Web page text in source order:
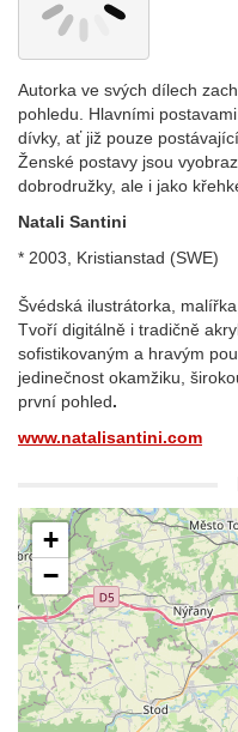
Autorka ve svých dílech
pohledu. Hlavními
dívky, ať již pouze
Ženské postavy jsou
dobrodružky, ale i jako
Natali Santini
* 2003, Kristianstad (SWE)
Švédská ilustrátorka,
Tvoří digitálně i tradičně
sofistikovaným a hravým
jedinečnost okamžiku,
první pohled.
www.natalisantini.com
+
−